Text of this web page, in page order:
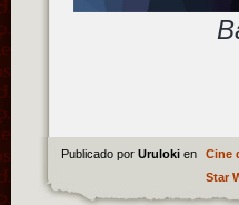
Publicado por Uruloki en Cine
Star